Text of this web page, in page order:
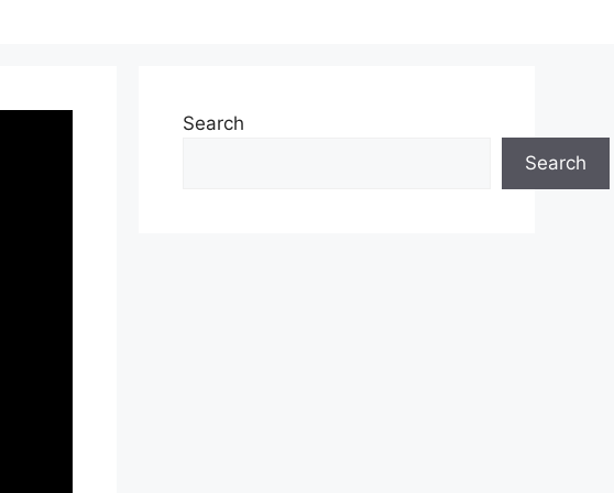
Search
Search